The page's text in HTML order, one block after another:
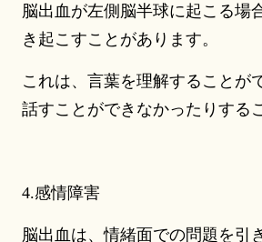
脳出血が左側脳半球に起こる場
き起こすことがあります。
これは、言葉を理解することが
話すことができなかったりする
4.感情障害
脳出血は、情緒面での問題を引